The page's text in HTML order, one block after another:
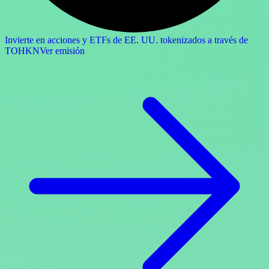
Invierte en acciones y ETFs de EE. UU. tokenizados a través de
TOHKNVer emisión